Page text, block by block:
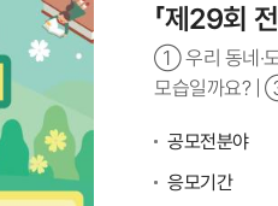
「제29회
① 우리 동네·
모습일까요? |
공모전분야
응모기간